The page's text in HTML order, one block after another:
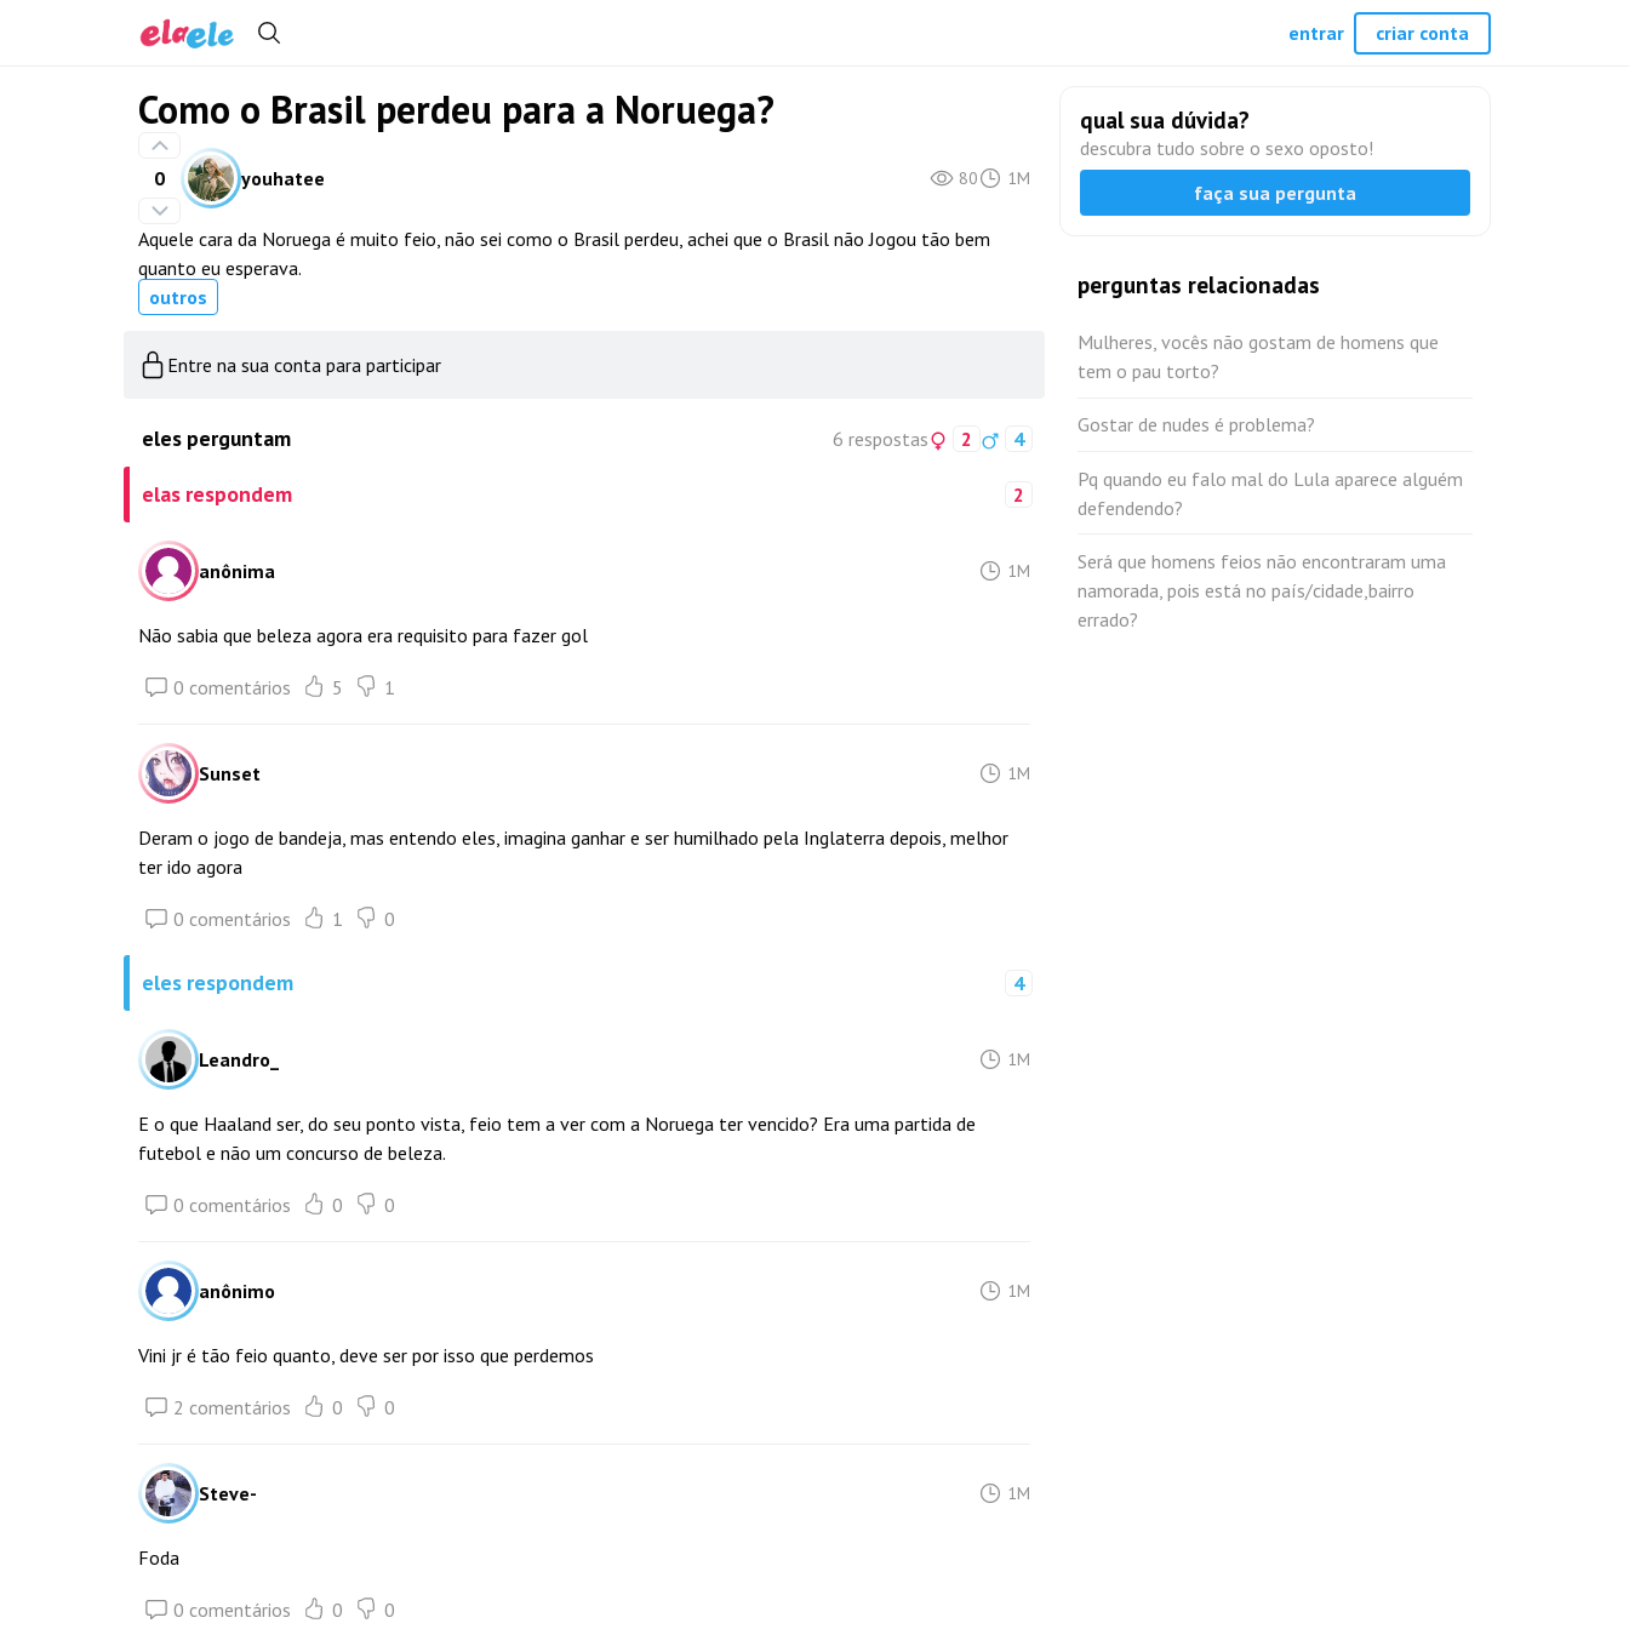
Como o Brasil perdeu para a Noruega?
0 youhatee 80 1M
Aquele cara da Noruega é muito feio, não sei como o Brasil perdeu, achei que o Brasil não Jogou tão bem
quanto eu esperava.
outros
Entre na sua conta para participar
eles perguntam 6 respostas 2 4
elas respondem 2
anônima 1M
Não sabia que beleza agora era requisito para fazer gol
0 comentários 5 1
Sunset 1M
Deram o jogo de bandeja, mas entendo eles, imagina ganhar e ser humilhado pela Inglaterra depois, melhor
ter ido agora
0 comentários 1 0
eles respondem 4
Leandro_ 1M
E o que Haaland ser, do seu ponto vista, feio tem a ver com a Noruega ter vencido? Era uma partida de
futebol e não um concurso de beleza.
0 comentários 0 0
anônimo 1M
Vini jr é tão feio quanto, deve ser por isso que perdemos
2 comentários 0 0
Steve- 1M
Foda
0 comentários 0 0
qual sua dúvida?
descubra tudo sobre o sexo oposto!
faça sua pergunta
perguntas relacionadas
Mulheres, vocês não gostam de homens que
tem o pau torto?
Gostar de nudes é problema?
Pq quando eu falo mal do Lula aparece alguém
defendendo?
Será que homens feios não encontraram uma
namorada, pois está no país/cidade,bairro
errado?
entrar criar conta